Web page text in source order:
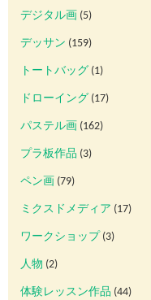
デジタル画 (5)
デッサン (159)
トートバッグ (1)
ドローイング (17)
パステル画 (162)
プラ板作品 (3)
ペン画 (79)
ミクスドメディア (17)
ワークショップ (3)
人物 (2)
体験レッスン作品 (44)